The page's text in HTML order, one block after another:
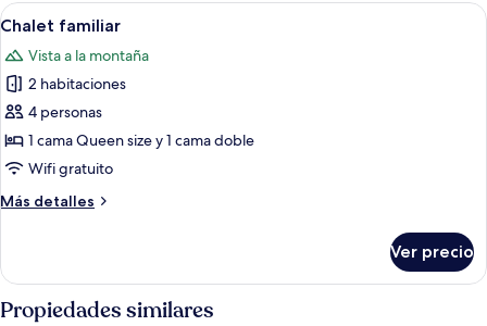
Abrir
todas
las
fotos
de
Chalet
familiar
Habitación de hotel con una cama
6
Chalet familiar
Vista a la montaña
2 habitaciones
4 personas
1 cama Queen size y 1 cama doble
Wifi gratuito
Más detalles
Más
familiar
Ver precio
Propiedades similares